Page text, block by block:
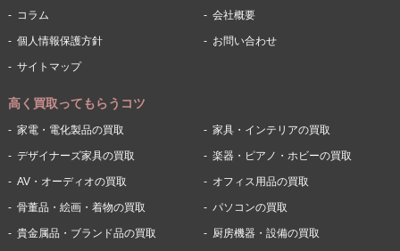
コラム 会社概要
個人情報保護方針 お問い合わせ
サイトマップ
高く買取ってもらうコツ
家電・電化製品の買取 家具・インテリアの買取
デザイナーズ家具の買取 楽器・ピアノ・ホビーの買取
AV・オーディオの買取 オフィス用品の買取
骨董品・絵画・着物の買取 パソコンの買取
貴金属品・ブランド品の買取 厨房機器・設備の買取